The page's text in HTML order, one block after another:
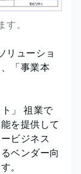
。
リューショ
「事業本
」 祖業で
を提供して
ビジネス
ベンダー向
。